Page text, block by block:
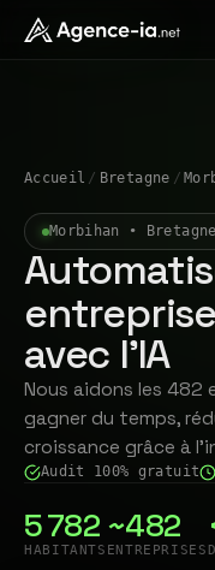
Accueil / Bretagne /
Morbihan • Bretagne
avec l'IA
Nous aidons les 482
gagner du temps,
croissance grâce à
Audit 100% gratuit
5 782
HABITANTS
~482
ENTREPRISES